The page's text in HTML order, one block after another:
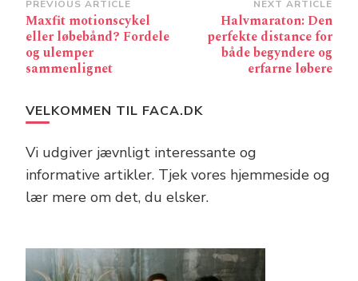
Post
Navigation
PREVIOUS ARTICLE
Maxfit motionscykel
eller løbebånd? Fordele
og ulemper
sammenlignet
NEXT ARTICLE
Halvmaraton: Den
perfekte distance for
både begyndere og
erfarne løbere
VELKOMMEN TIL FACA.DK
Vi udgiver jævnligt interessante og
informative artikler. Tjek vores hjemmeside og
lær mere om det, du elsker.